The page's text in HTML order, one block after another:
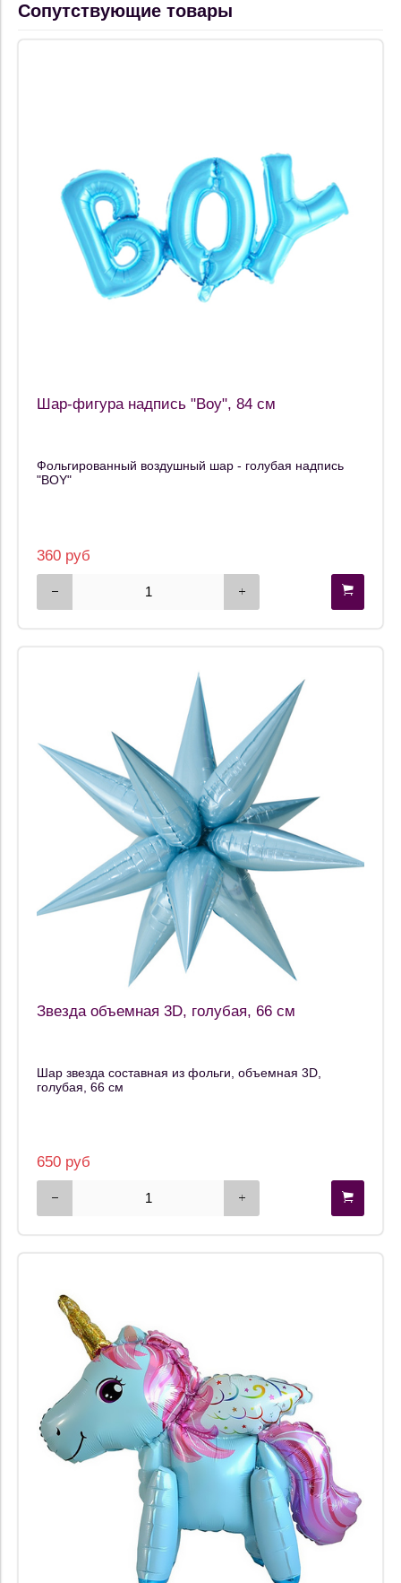
Сопутствующие товары
Шар-фигура надпись "Boy", 84 см
Фольгированный воздушный шар - голубая надпись
"BOY"
360 руб
Звезда объемная 3D, голубая, 66 см
Шар звезда составная из фольги, объемная 3D,
голубая, 66 см
650 руб